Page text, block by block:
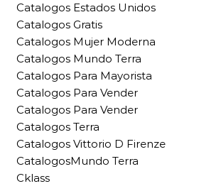
Catalogos Estados Unidos
Catalogos Gratis
Catalogos Mujer Moderna
Catalogos Mundo Terra
Catalogos Para Mayorista
Catalogos Para Vender
Catalogos Para Vender
Catalogos Terra
Catalogos Vittorio D Firenze
CatalogosMundo Terra
Cklass